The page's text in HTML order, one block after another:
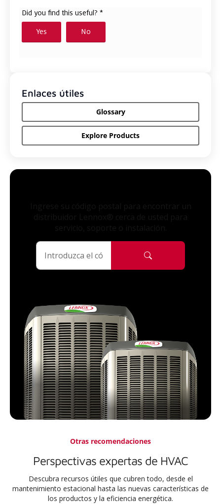
Enlaces útiles
Glossary
Explore Products
Otras recomendaciones
Perspectivas expertas de HVAC
Descubra recursos útiles que cubren todo, desde el
mantenimiento estacional hasta las nuevas características de
los productos y la eficiencia energética.